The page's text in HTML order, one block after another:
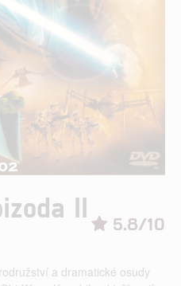
5.8/10
II
a dramatické osudy